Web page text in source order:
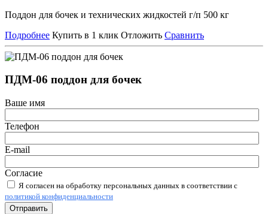
Поддон для бочек и технических жидкостей г/п 500 кг
Подробнее Купить в 1 клик Отложить Сравнить
ПДМ-06 поддон для бочек
Ваше имя
Телефон
E-mail
Согласие
Я согласен на обработку персональных данных в соответствии с
политикой конфиденциальности
Отправить